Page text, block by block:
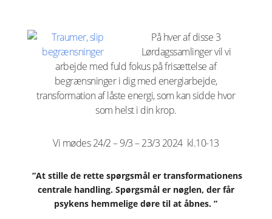
På hver af disse 3
Lørdagssamlinger vil vi
arbejde med fuld fokus på frisættelse af
begrænsninger i dig med energiarbejde,
transformation af låste energi, som kan sidde hvor
som helst i din krop.
Vi mødes 24/2 – 9/3 – 23/3 2024 kl.10-13
”At stille de rette spørgsmål er transformationens
centrale handling. Spørgsmål er nøglen, der får
psykens hemmelige døre til at åbnes. ”